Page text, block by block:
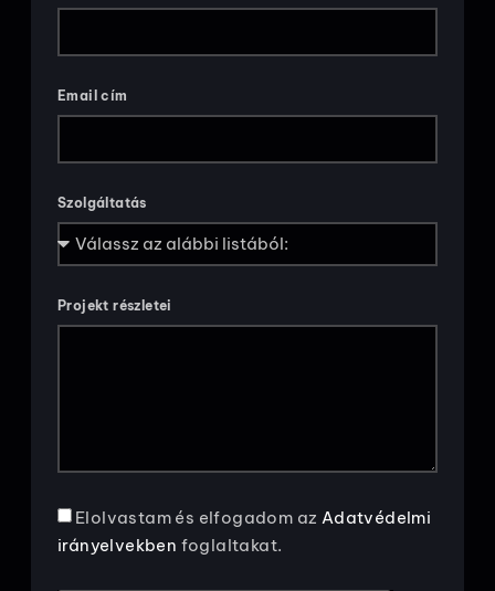
Email cím
Szolgáltatás
Projekt részletei
Elolvastam és elfogadom az Adatvédelmi
irányelvekben foglaltakat.